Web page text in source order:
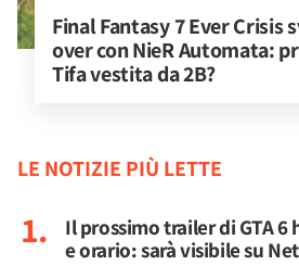
Final Fantasy 7 Ever Crisis
over con NieR Automata:
Tifa vestita da 2B?
LE NOTIZIE PIÙ LETTE
Il prossimo trailer di GTA 6
e orario: sarà visibile su